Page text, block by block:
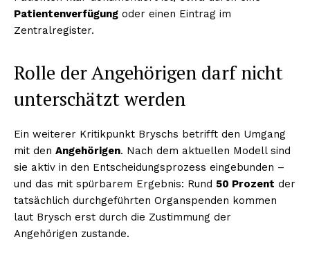
Patientenverfügung oder einen Eintrag im
Zentralregister.
Rolle der Angehörigen darf nicht
unterschätzt werden
Ein weiterer Kritikpunkt Bryschs betrifft den Umgang
mit den Angehörigen. Nach dem aktuellen Modell sind
sie aktiv in den Entscheidungsprozess eingebunden –
und das mit spürbarem Ergebnis: Rund 50 Prozent der
tatsächlich durchgeführten Organspenden kommen
laut Brysch erst durch die Zustimmung der
Angehörigen zustande.